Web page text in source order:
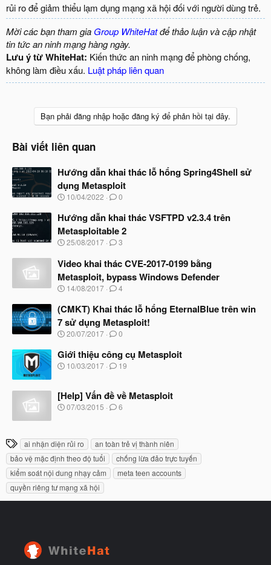
rủi ro để giảm thiểu lạm dụng mạng xã hội đối với người dùng trẻ.​
Mời các bạn tham gia Group WhiteHatđể thảo luận và cập nhật
tin tức an ninh mạng hàng ngày.
Lưu ý từ WhiteHat: Kiến thức an ninh mạng để phòng chống,
không làm điều xấu. Luật pháp liên quan
Bạn phải đăng nhập hoặc đăng ký để phản hồi tại đây.
Bài viết liên quan
Hướng dẫn khai thác lỗ hổng Spring4Shell sử
dụng Metasploit
N
à
b
ắ
đ
ầ
u
10/04/2022 0
Hướng dẫn khai thác VSFTPD v2.3.4 trên
Metasploitable 2
N
à
y
b
ắ
đ
ầ
u
25/08/2017 3
Video khai thác CVE-2017-0199 bằng
Metasploit, bypass Windows Defender
N
à
b
ắ
đ
ầ
14/08/2017 4
(CMKT) Khai thác lỗ hổng EternalBlue trên win
7 sử dụng Metasploit!
N
à
y
b
t
đ
ầ
20/07/2017 0
Giới thiệu công cụ Metasploit
N
y
b
ắ
ầ
u
10/03/2017 19
[Help] Vấn đề về Metasploit
N
b
ắ
t
đ
ầ
u
07/03/2015 6
T
h
ẻ
ai nhận diện rủi ro
an toàn trẻ vị thành niên
bảo vệ mặc định theo độ tuổi
chống lừa đảo trực tuyến
kiểm soát nội dung nhạy cảm
meta teen accounts
quyền riêng tư mạng xã hội